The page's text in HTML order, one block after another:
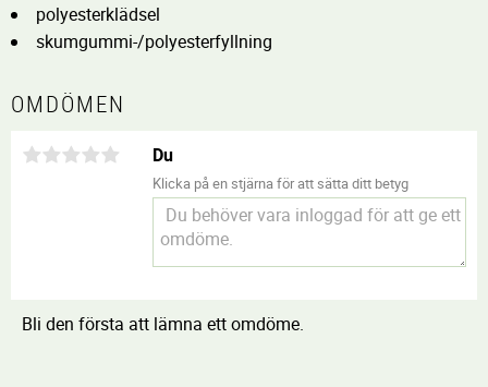
polyesterklädsel
skumgummi-/polyesterfyllning
OMDÖMEN
Du
Klicka på en stjärna för att sätta ditt betyg
Bli den första att lämna ett omdöme.